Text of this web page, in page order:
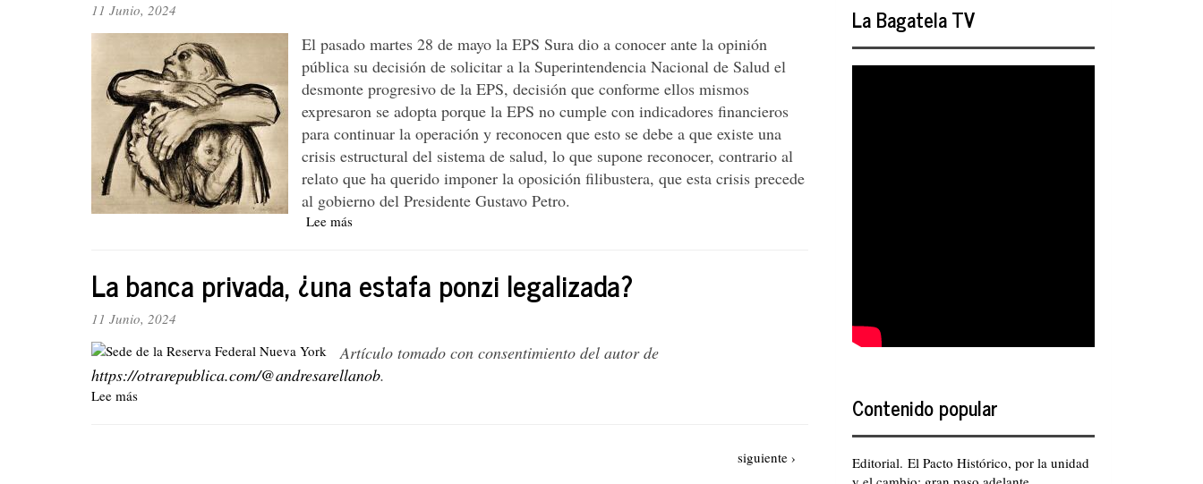
de
Estados
sobre
los
obstáculos
a
la
inversión
en
11 Junio, 2024
El pasado martes 28 de mayo la EPS Sura dio a conocer ante la opinión
pública su decisión de solicitar a la Superintendencia Nacional de Salud el
desmonte progresivo de la EPS, decisión que conforme ellos mismos
expresaron se adopta porque la EPS no cumple con indicadores financieros
para continuar la operación y reconocen que esto se debe a que existe una
crisis estructural del sistema de salud, lo que supone reconocer, contrario al
relato que ha querido imponer la oposición filibustera, que esta crisis precede
al gobierno del Presidente Gustavo Petro.
Lee más
de
la
su
marcha,
La banca privada, ¿una estafa ponzi legalizada?
11 Junio, 2024
Artículo tomado con consentimiento del autor de
https://otrarepublica.com/@andresarellanob.
Lee más
Siguiente
siguiente ›
La Bagatela TV
Contenido popular
Editorial. El Pacto Histórico, por la unidad